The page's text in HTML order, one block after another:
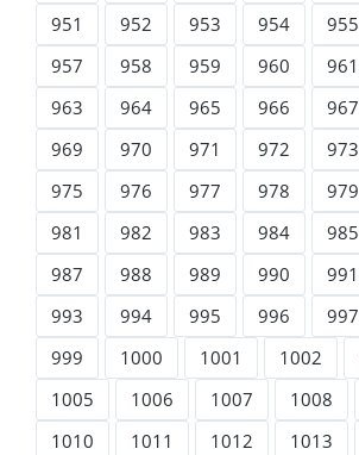
951
952 953 954 955
957
958 959 960 961
963
964 965 966 967
969
970 971 972 973
975
976 977 978 979
981
982 983 984 985
987
988 989 990 991
993
994 995 996 997
999
1000 1001 1002
1005
1006 1007 1008
1010
1011 1012 1013